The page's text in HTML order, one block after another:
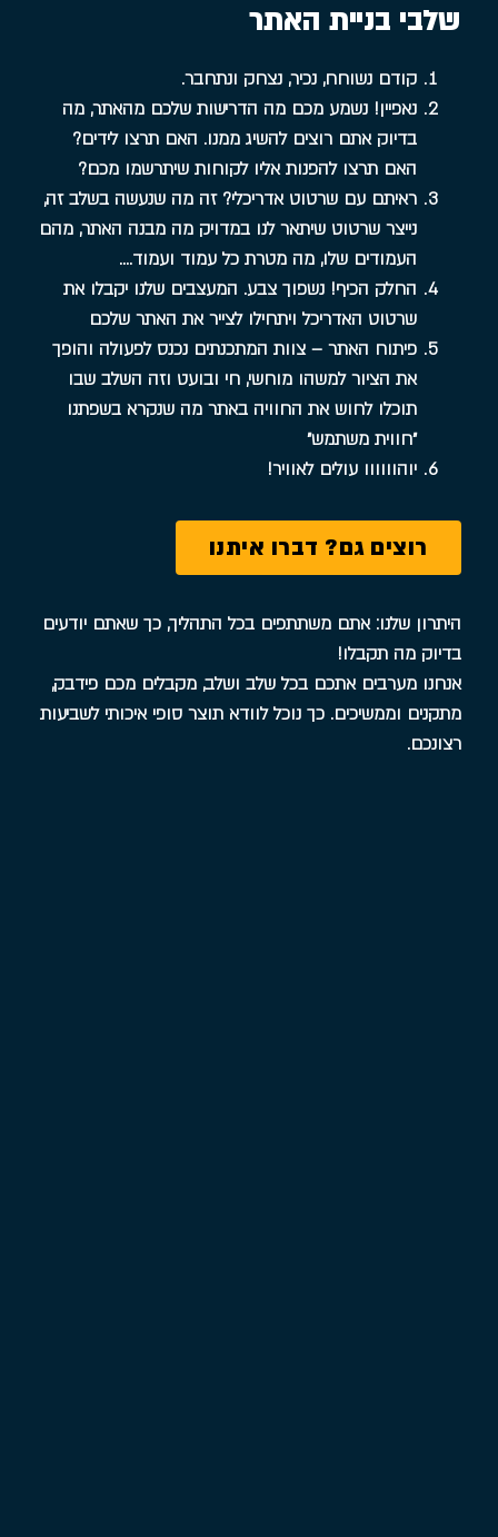
שלבי בניית האתר
קודם נשוחח, נכיר, נצחק ונתחבר.
נאפיין! נשמע מכם מה הדרישות שלכם מהאתר, מה
בדיוק אתם רוצים להשיג ממנו. האם תרצו לידים?
האם תרצו להפנות אליו לקוחות שיתרשמו מכם?
ראיתם עם שרטוט אדריכלי? זה מה שנעשה בשלב זה,
נייצר שרטוט שיתאר לנו במדויק מה מבנה האתר, מהם
העמודים שלו, מה מטרת כל עמוד ועמוד….
החלק הכיף! נשפוך צבע. המעצבים שלנו יקבלו את
שרטוט האדריכל ויתחילו לצייר את האתר שלכם
פיתוח האתר – צוות המתכנתים נכנס לפעולה והופך
את הציור למשהו מוחשי, חי ובועט וזה השלב שבו
תוכלו לחוש את החוויה באתר מה שנקרא בשפתנו
״חווית משתמש״
יוהוווווו עולים לאוויר!
רוצים גם? דברו איתנו
היתרון שלנו: אתם משתתפים בכל התהליך, כך שאתם יודעים
בדיוק מה תקבלו!
אנחנו מערבים אתכם בכל שלב ושלב, מקבלים מכם פידבק,
מתקנים וממשיכים. כך נוכל לוודא תוצר סופי איכותי לשביעות
רצונכם.